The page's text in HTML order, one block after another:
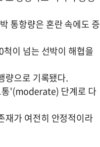
통항량은 혼란 속에도 증
이 넘는 선박이 해협을
량으로 기록됐다.
통'(moderate) 단계로 다
재가 여전히 안정적이라